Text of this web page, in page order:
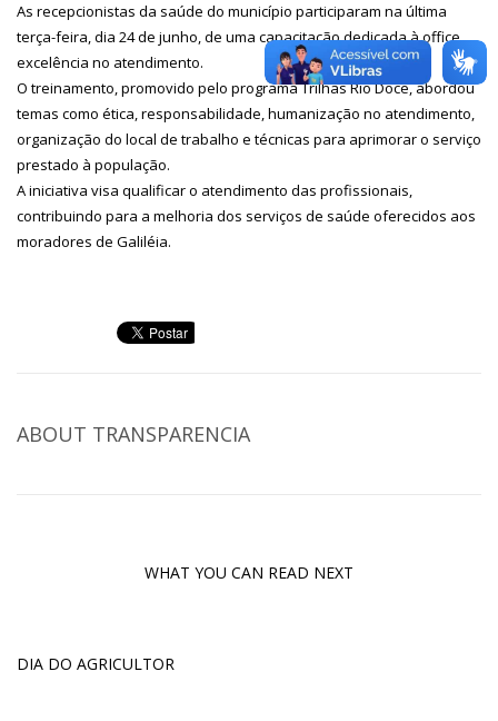
As recepcionistas da saúde do município participaram na última
terça-feira, dia 24 de junho, de uma capacitação dedicada à office
excelência no atendimento.
O treinamento, promovido pelo programa Trilhas Rio Doce, abordou
temas como ética, responsabilidade, humanização no atendimento,
organização do local de trabalho e técnicas para aprimorar o serviço
prestado à população.
A iniciativa visa qualificar o atendimento das profissionais,
contribuindo para a melhoria dos serviços de saúde oferecidos aos
moradores de Galiléia.
ABOUT TRANSPARENCIA
WHAT YOU CAN READ NEXT
DIA DO AGRICULTOR